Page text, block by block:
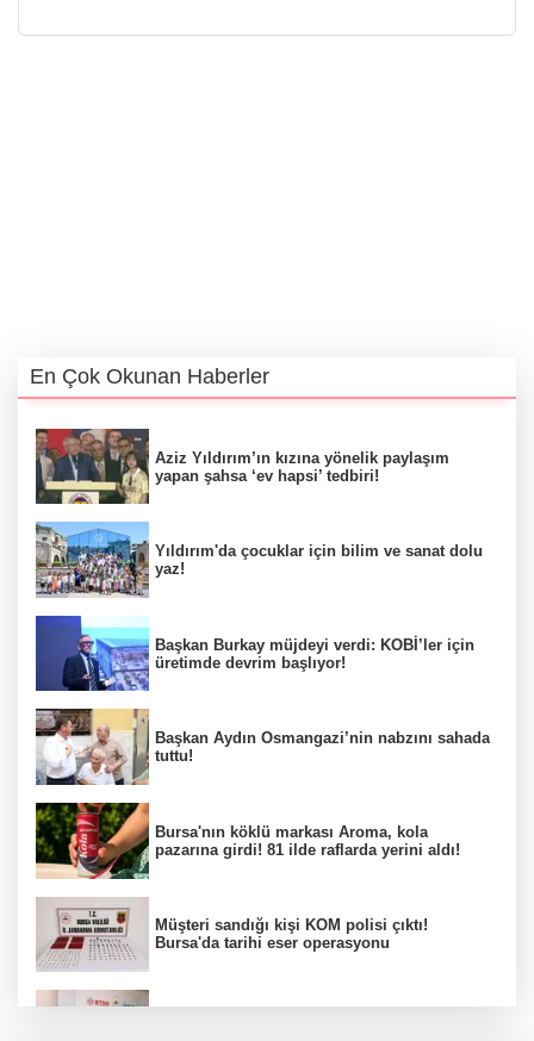
En Çok Okunan Haberler
Aziz Yıldırım’ın kızına yönelik paylaşım
yapan şahsa ‘ev hapsi’ tedbiri!
Yıldırım'da çocuklar için bilim ve sanat dolu
yaz!
Başkan Burkay müjdeyi verdi: KOBİ’ler için
üretimde devrim başlıyor!
Başkan Aydın Osmangazi’nin nabzını sahada
tuttu!
Bursa'nın köklü markası Aroma, kola
pazarına girdi! 81 ilde raflarda yerini aldı!
Müşteri sandığı kişi KOM polisi çıktı!
Bursa'da tarihi eser operasyonu